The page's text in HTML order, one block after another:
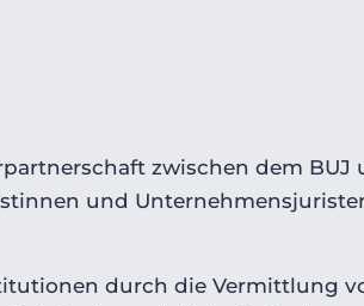
zwischen dem BUJ
und
durch die Vermittlung